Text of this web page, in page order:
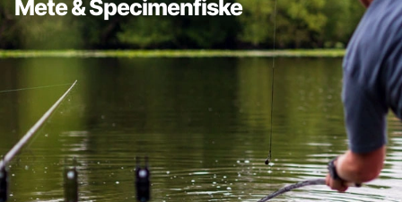
Mete & Specimenfiske